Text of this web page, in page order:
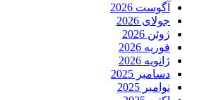
آگوست 2026
جولای 2026
ژوئن 2026
فوریه 2026
ژانویه 2026
دسامبر 2025
نوامبر 2025